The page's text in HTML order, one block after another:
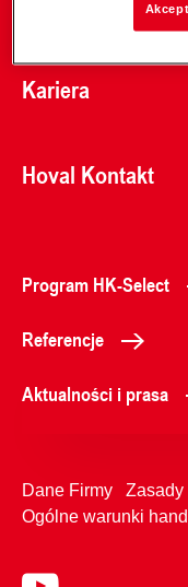
Kariera
Hoval Kontakt
Program HK-Select
Referencje
Aktualności i prasa
Dane Firmy Zasady
Ogólne warunki